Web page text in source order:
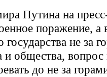
Путина на
поражение, а
не за
и общества,
до не за